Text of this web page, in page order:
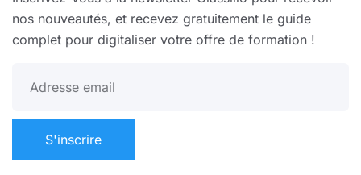
nos nouveautés, et recevez gratuitement le guide
complet pour digitaliser votre offre de formation !